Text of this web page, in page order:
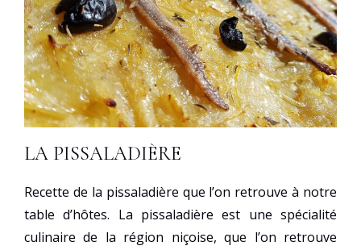
LA PISSALADIÈRE
Recette de la pissaladière que l’on retrouve à notre
table d’hôtes. La pissaladière est une spécialité
culinaire de la région niçoise, que l’on retrouve